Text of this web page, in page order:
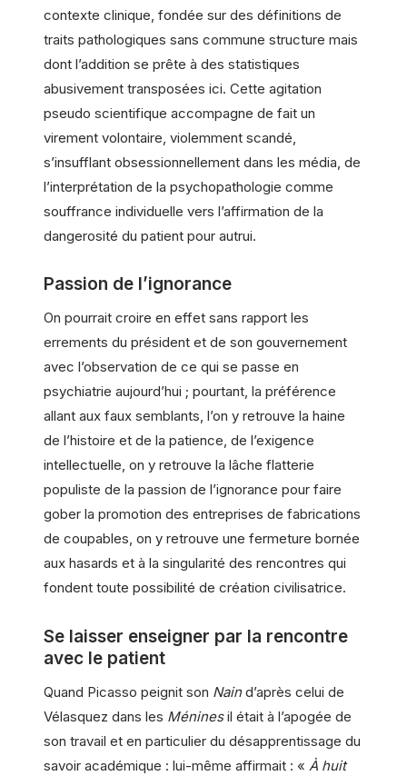
contexte clinique, fondée sur des définitions de
traits pathologiques sans commune structure mais
dont l’addition se prête à des statistiques
abusivement transposées ici. Cette agitation
pseudo scientifique accompagne de fait un
virement volontaire, violemment scandé,
s’insufflant obsessionnellement dans les média, de
l’interprétation de la psychopathologie comme
souffrance individuelle vers l’affirmation de la
dangerosité du patient pour autrui.
Passion de l’ignorance
On pourrait croire en effet sans rapport les
errements du président et de son gouvernement
avec l’observation de ce qui se passe en
psychiatrie aujourd’hui ; pourtant, la préférence
allant aux faux semblants, l’on y retrouve la haine
de l’histoire et de la patience, de l’exigence
intellectuelle, on y retrouve la lâche flatterie
populiste de la passion de l’ignorance pour faire
gober la promotion des entreprises de fabrications
de coupables, on y retrouve une fermeture bornée
aux hasards et à la singularité des rencontres qui
fondent toute possibilité de création civilisatrice.
Se laisser enseigner par la rencontre
avec le patient
Quand Picasso peignit son Naind’après celui de
Vélasquez dans les Méninesil était à l’apogée de
son travail et en particulier du désapprentissage du
savoir académique : lui-même affirmait : « À huit